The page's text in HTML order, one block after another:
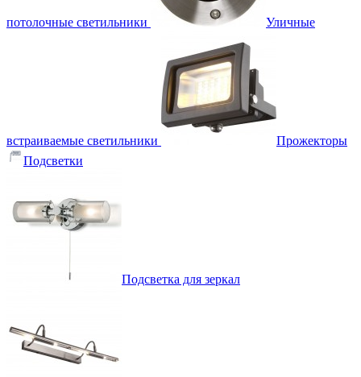
потолочные светильники Уличные
встраиваемые светильники
Прожекторы
Подсветки
Подсветка для зеркал